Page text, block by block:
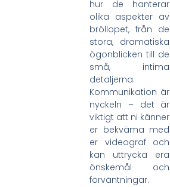
hur de hanterar
olika aspekter av
bröllopet, från de
stora, dramatiska
ögonblicken till de
små, intima
detaljerna.
Kommunikation är
nyckeln – det är
viktigt att ni känner
er bekväma med
er videograf och
kan uttrycka era
önskemål och
förväntningar.